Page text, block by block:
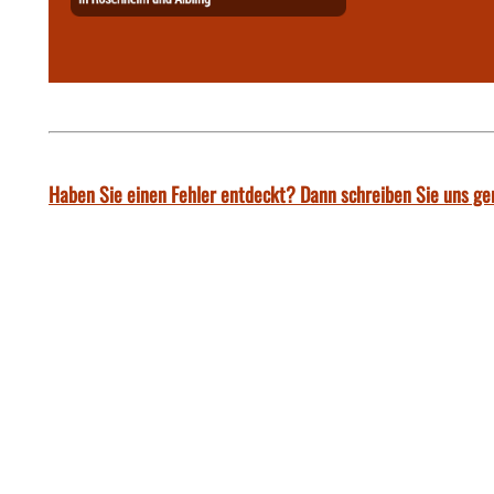
Haben Sie einen Fehler entdeckt? Dann schreiben Sie uns